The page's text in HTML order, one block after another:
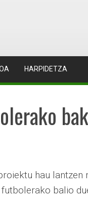
HARPIDETZA
hau lantzen
balio